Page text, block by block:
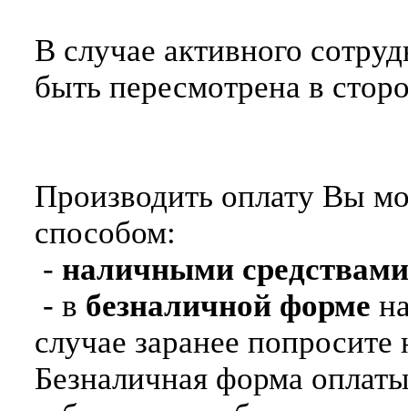
В случае активного
быть пересмотрена в
Производить оплату Вы
способом:
- наличными
- в безналичной форме
случае заранее
Безналичная форма